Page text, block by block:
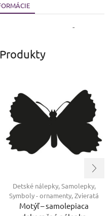
-
Detské nálepky,Samolepky,
Symboly - ornamenty,Zvieratá
Motýľ – samolepiaca